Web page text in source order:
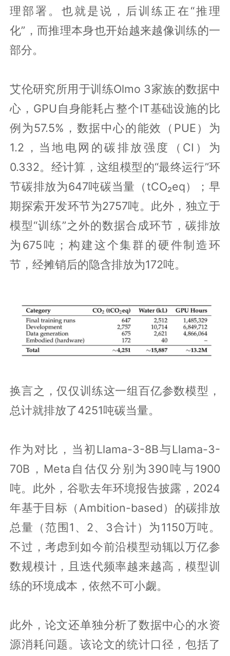
理部署。也就是说，后训练正在“推理
化”，而推理本身也开始越来越像训练的一
部分。
艾伦研究所用于训练Olmo 3家族的数据中
心，GPU自身能耗占整个IT基础设施的比
例为57.5%，数据中心的能效（PUE）为
1.2，当地电网的碳排放强度（CI）为
0.332。经计算，这组模型的“最终运行”环
节碳排放为647吨碳当量（tCO₂eq）；早
期探索开发环节为2757吨。此外，独立于
模型“训练”之外的数据合成环节，碳排放
为675吨；构建这个集群的硬件制造环
节，经摊销后的隐含排放为172吨。
换言之，仅仅训练这一组百亿参数模型，
总计就排放了4251吨碳当量。
作为对比，当初Llama-3-8B与Llama-3-
70B，Meta自估仅分别为390吨与1900
吨。此外，谷歌去年环境报告披露，2024
年基于目标（Ambition-based）的碳排放
总量（范围1、2、3合计）为1150万吨。
不过，考虑到如今前沿模型动辄以万亿参
数规模计，且迭代频率越来越高，模型训
练的环境成本，依然不可小觑。
此外，论文还单独分析了数据中心的水资
源消耗问题。该论文的统计口径，包括了